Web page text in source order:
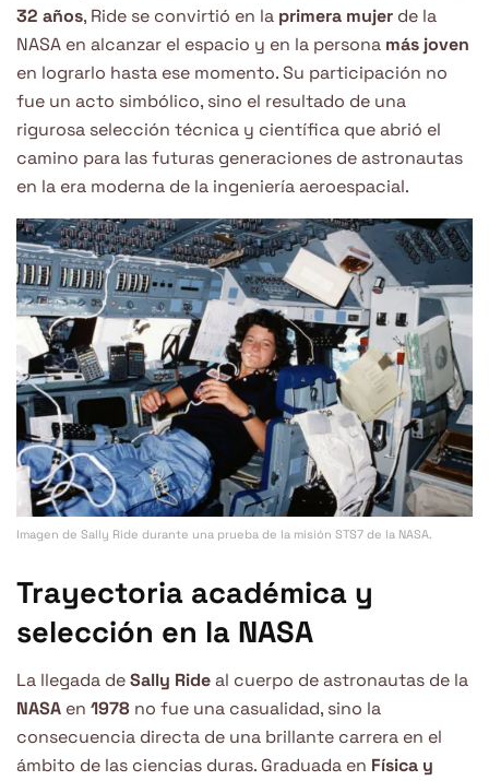
32 años, Ride se convirtió en la primera mujer de la
NASA en alcanzar el espacio y en la persona más joven
en lograrlo hasta ese momento. Su participación no
fue un acto simbólico, sino el resultado de una
rigurosa selección técnica y científica que abrió el
camino para las futuras generaciones de astronautas
en la era moderna de la ingeniería aeroespacial.
Imagen de Sally Ride durante una prueba de la misión STS7 de la NASA.
Trayectoria académica y
selección en la NASA
La llegada deSally Rideal cuerpo de astronautas de la
NASA en 1978 no fue una casualidad, sino la
consecuencia directa de una brillante carrera en el
ámbito de las ciencias duras. Graduada en Física y